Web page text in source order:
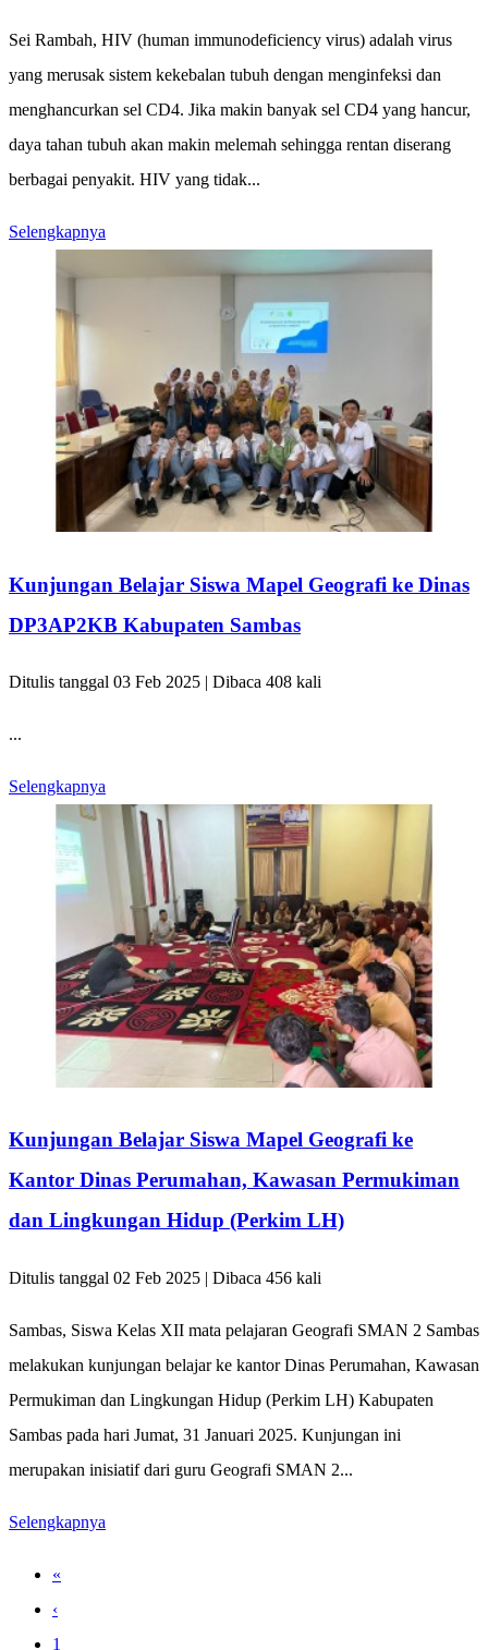
Sei Rambah, HIV (human immunodeficiency virus) adalah virus
yang merusak sistem kekebalan tubuh dengan menginfeksi dan
menghancurkan sel CD4. Jika makin banyak sel CD4 yang hancur,
daya tahan tubuh akan makin melemah sehingga rentan diserang
berbagai penyakit. HIV yang tidak...
Selengkapnya
Kunjungan Belajar Siswa Mapel Geografi ke Dinas
DP3AP2KB Kabupaten Sambas
Ditulis tanggal 03 Feb 2025 | Dibaca 408 kali
...
Selengkapnya
Kunjungan Belajar Siswa Mapel Geografi ke
Kantor Dinas Perumahan, Kawasan Permukiman
dan Lingkungan Hidup (Perkim LH)
Ditulis tanggal 02 Feb 2025 | Dibaca 456 kali
Sambas, Siswa Kelas XII mata pelajaran Geografi SMAN 2 Sambas
melakukan kunjungan belajar ke kantor Dinas Perumahan, Kawasan
Permukiman dan Lingkungan Hidup (Perkim LH) Kabupaten
Sambas pada hari Jumat, 31 Januari 2025. Kunjungan ini
merupakan inisiatif dari guru Geografi SMAN 2...
Selengkapnya
«
‹
1